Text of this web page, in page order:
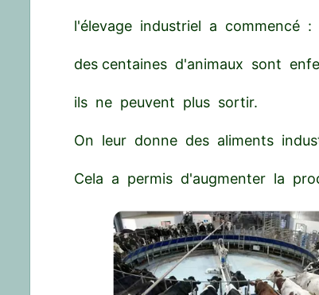
l'élevage industriel a commencé :
des centaines d'animaux sont
ils ne peuvent plus sortir.
On leur donne des aliments
Cela a permis d'augmenter la